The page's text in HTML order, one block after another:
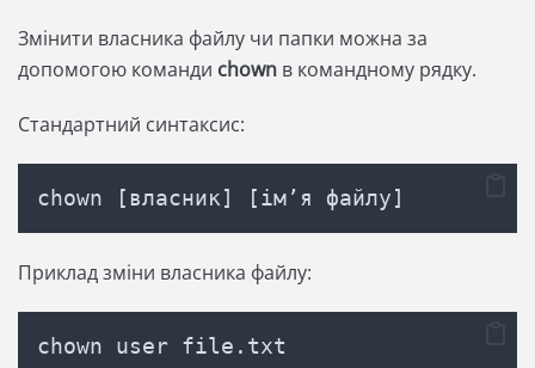
Змінити власника файлу чи папки можна за
допомогою команди chown в командному рядку.
Стандартний синтаксис:
chown [власник] [імʼя файлу]
Приклад зміни власника файлу:
chown user file.txt